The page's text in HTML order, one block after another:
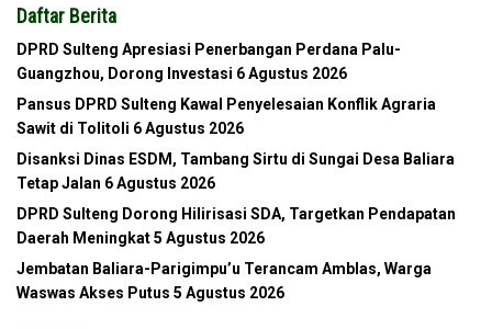
Daftar Berita
DPRD Sulteng Apresiasi Penerbangan Perdana Palu-
Guangzhou, Dorong Investasi 6 Agustus 2026
Pansus DPRD Sulteng Kawal Penyelesaian Konflik Agraria
Sawit di Tolitoli 6 Agustus 2026
Disanksi Dinas ESDM, Tambang Sirtu di Sungai Desa Baliara
Tetap Jalan 6 Agustus 2026
DPRD Sulteng Dorong Hilirisasi SDA, Targetkan Pendapatan
Daerah Meningkat5 Agustus 2026
Jembatan Baliara-Parigimpu’u Terancam Amblas, Warga
Waswas Akses Putus 5 Agustus 2026